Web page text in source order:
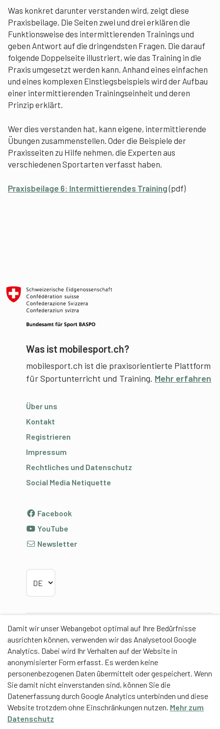
Damit wir unser Webangebot optimal auf Ihre Bedürfnisse
ausrichten können, verwenden wir das Analysetool Google
Analytics. Dabei wird Ihr Verhalten auf der Website in
anonymisierter Form erfasst. Es werden keine
personenbezogenen Daten übermittelt oder gespeichert. Wenn
Sie damit nicht einverstanden sind, können Sie die
Datenerfassung durch Google Analytics unterbinden und diese
Website trotzdem ohne Einschränkungen nutzen. Mehr zum
Datenschutz
Was konkret darunter verstanden wird, zeigt diese
Praxisbeilage. Die Seiten zwei und drei erklären die
Funktionsweise des intermittierenden Trainings und
geben Antwort auf die dringendsten Fragen. Die darauf
folgende Doppelseite illustriert, wie das Training in die
Praxis umgesetzt werden kann. Anhand eines einfachen
und eines komplexen Einstiegsbeispiels wird der Aufbau
einer intermittierenden Trainingseinheit und deren
Prinzip erklärt.
Wer dies verstanden hat, kann eigene, intermittierende
Übungen zusammenstellen. Oder die Beispiele der
Praxisseiten zu Hilfe nehmen, die Experten aus
verschiedenen Sportarten verfasst haben.
Praxisbeilage 6: Intermittierendes Training(pdf)
Was ist mobilesport.ch?
mobilesport.ch ist die praxisorientierte Plattform
für Sportunterricht und Training. Mehr erfahren
Über uns
Kontakt
Registrieren
Impressum
Rechtliches und Datenschutz
Social Media Netiquette
Facebook
YouTube
Newsletter
Partner
Contentpartner
Eidgenössische Hochschule für Sport Magglingen
EHSM